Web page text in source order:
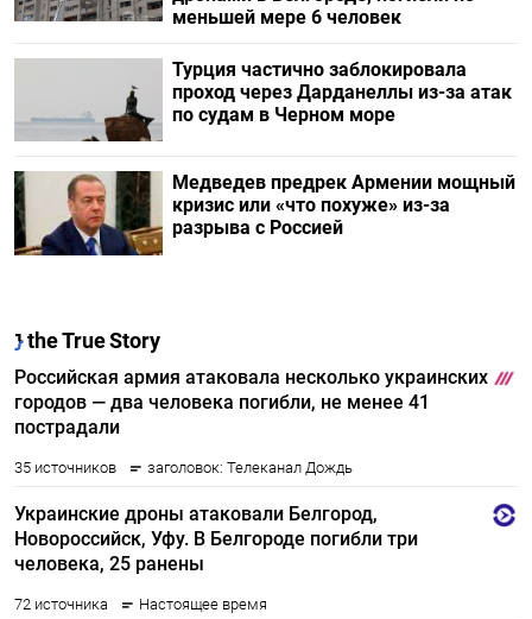
меньшей мере 6 человек
Турция частично заблокировала
проход через Дарданеллы из-за атак
по судам в Черном море
Медведев предрек Армении мощный
кризис или «что похуже» из-за
разрыва с Россией